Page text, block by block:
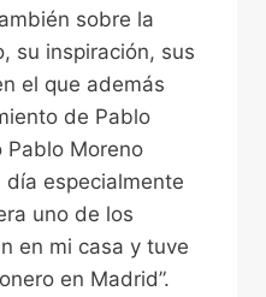
sobre la
su inspiración, sus
el que además
de Pablo
Moreno
día especialmente
uno de los
en mi casa y tuve
en Madrid”.